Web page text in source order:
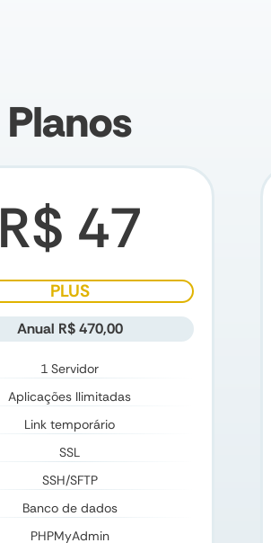
Planos
R$ 47
PLUS
Anual R$ 470,00
1 Servidor
Aplicações Ilimitadas
Link temporário
SSL
SSH/SFTP
Banco de dados
PHPMyAdmin